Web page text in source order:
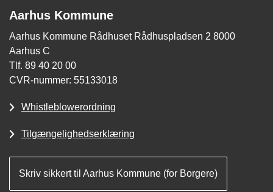
Aarhus Kommune
Aarhus Kommune Rådhuset Rådhuspladsen 2 8000
Aarhus C
Tlf. 89 40 20 00
CVR-nummer: 55133018
Whistleblowerordning
Tilgængelighedserklæring
Skriv sikkert til Aarhus Kommune (for Borgere)